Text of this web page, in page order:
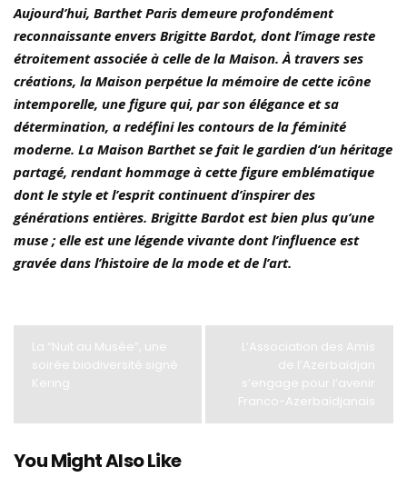
Aujourd’hui, Barthet Paris demeure profondément
reconnaissante envers Brigitte Bardot, dont l’image reste
étroitement associée à celle de la Maison. À travers ses
créations, la Maison perpétue la mémoire de cette icône
intemporelle, une figure qui, par son élégance et sa
détermination, a redéfini les contours de la féminité
moderne. La Maison Barthet se fait le gardien d’un héritage
partagé, rendant hommage à cette figure emblématique
dont le style et l’esprit continuent d’inspirer des
générations entières. Brigitte Bardot est bien plus qu’une
muse ; elle est une légende vivante dont l’influence est
gravée dans l’histoire de la mode et de l’art.
La “Nuit au Musée”, une
soirée biodiversité signé
Kering
L’Association des Amis
de l’Azerbaïdjan
s’engage pour l’avenir
Franco-Azerbaïdjanais
You Might Also Like